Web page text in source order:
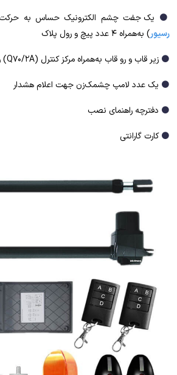
⚫ یک جفت چشم الکترونیک حساس به
رسیور) به‌همراه 4 عدد پیچ و رول پلاک
⚫ زیر قاب و رو قاب به‌همراه مرکز کنترل (Q70/2A) و ترانس مربوطه
⚫ یک عدد لامپ چشمک‌زن جهت اعلام هشدار
⚫ دفترچه راهنمای نصب
⚫کارت گارانتی